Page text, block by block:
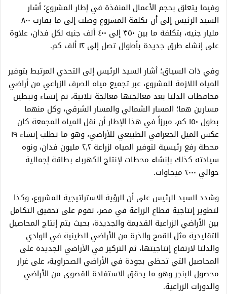
وفيما يتعلق بحجم الأعمال المنفذة في إطار المشروع؛ أشار
السيد الرئيس إلى أن تكلفة المشروع وصلت إلى ما يقارب ٨٠٠
مليار جنيه، بتكلفة ما بين ٣٥٠ إلى ٤٠٠ ألف جنيه لكل فدان، علاوة
على إنشاء طرق جديدة بأطوال تصل إلى ١٢ ألف كم.
وفي ذات السياق؛ أشار السيد الرئيس إلى التحدي المرتبط بتوفير
المياه اللازمة للمشروع، عبر تجميع مياه الصرف الزراعي من أراضي
محافظات الدلتا بعد معالجتها معالجة ثلاثية، ثم إنشاء وتبطين
مسارين هما؛ المسار الشمالي والمسار الشرقي، وكل منهما
بطول ١٥٠ كم، مبرزاً في هذا الإطار أن نقل المياه المجمعة كان
عكس الميل الجغرافي الطبيعي للأراضي، وهو ما تطلب إنشاء ١٩
محطة رفع رئيسية لتوفير المياه لزراعة ٢,٢ مليون فدان، ونوه
سيادته كذلك بإنشاء محطات لإنتاج الكهرباء بطاقة إجمالية
حوالي ٢٠٠٠ ميجاوات.
وشدد السيد الرئيس على أن الرؤية الاستراتيجية للمشروع، وكذا
لتطوير إنتاجية قطاع الزراعة في مصر، تقوم على تحقيق التكامل
بين الأراضي الزراعية القديمة والجديدة، بحيث يتم إنتاج المحاصيل
التقليدية مثل القمح والذرة من الأراضي الطينية في الوادي
والدلتا لارتفاع إنتاجيتها، ثم التركيز في الأراضي الجديدة على
المحاصيل التي تحظى بجودة في الأراضي الصحراوية، على غرار
محصول البنجر وهو ما يحقق الاستفادة القصوى من الأراضي
والدورات الزراعية.